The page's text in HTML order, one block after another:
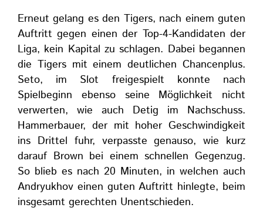
Erneut gelang es den Tigers, nach einem guten
Auftritt gegen einen der Top-4-Kandidaten der
Liga, kein Kapital zu schlagen. Dabei begannen
die Tigers mit einem deutlichen Chancenplus.
Seto, im Slot freigespielt konnte nach
Spielbeginn ebenso seine Möglichkeit nicht
verwerten, wie auch Detig im Nachschuss.
Hammerbauer, der mit hoher Geschwindigkeit
ins Drittel fuhr, verpasste genauso, wie kurz
darauf Brown bei einem schnellen Gegenzug.
So blieb es nach 20 Minuten, in welchen auch
Andryukhov einen guten Auftritt hinlegte, beim
insgesamt gerechten Unentschieden.